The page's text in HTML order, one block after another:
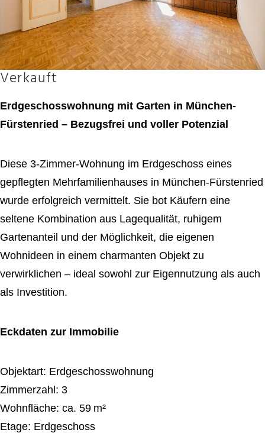
Verkauft
Erdgeschosswohnung mit Garten in München-
Fürstenried – Bezugsfrei und voller Potenzial
Diese 3-Zimmer-Wohnung im Erdgeschoss eines
gepflegten Mehrfamilienhauses in München-Fürstenried
wurde erfolgreich vermittelt. Sie bot Käufern eine
seltene Kombination aus Lagequalität, ruhigem
Gartenanteil und der Möglichkeit, die eigenen
Wohnideen in einem charmanten Objekt zu
verwirklichen – ideal sowohl zur Eigennutzung als auch
als Investition.
Eckdaten zur Immobilie
Objektart: Erdgeschosswohnung
Zimmerzahl: 3
Wohnfläche: ca. 59 m²
Etage: Erdgeschoss